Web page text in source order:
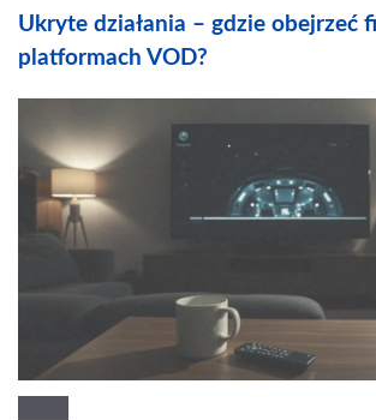
Ukryte działania – gdzie obejrzeć
platformach VOD?